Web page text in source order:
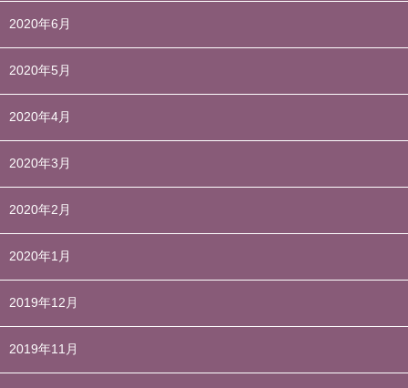
2020年6月
2020年5月
2020年4月
2020年3月
2020年2月
2020年1月
2019年12月
2019年11月